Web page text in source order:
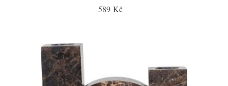
589 Kč